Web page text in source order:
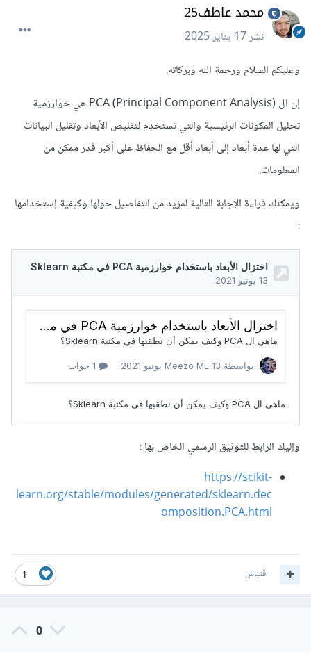
محمد عاطف25
نشر17 يناير 2025
وعليكم السلام ورحمة الله وبركاته.
إن ال PCA (Principal Component Analysis) هي خوارزمية
تحليل المكونات الرئيسية والتي تستخدم لتقليص الأبعاد وتقليل البيانات
التي لها عدة أبعاد إلى أبعاد أقل مع الحفاظ على أكبر قدر ممكن من
المعلومات.
ويمكنك قراءة الإجابة التالية لمزيد من التفاصيل حولها وكيفية إستخدامها
وإليك الرابط للتوثيق الرسمي الخاص بها
https://scikit-
learn.org/stable/modules/generated/sklearn.dec
omposition.PCA.html
1 اقتباس
0